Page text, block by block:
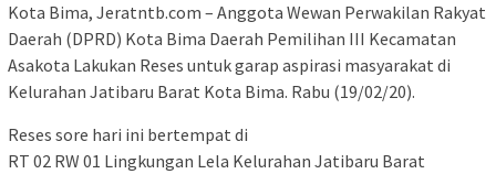
Kota Bima, Jeratntb.com – Anggota Wewan Perwakilan Rakyat
Daerah (DPRD) Kota Bima Daerah Pemilihan III Kecamatan
Asakota Lakukan Reses untuk garap aspirasi masyarakat di
Kelurahan Jatibaru Barat Kota Bima. Rabu (19/02/20).
Reses sore hari ini bertempat di
RT 02 RW 01 Lingkungan Lela Kelurahan Jatibaru Barat